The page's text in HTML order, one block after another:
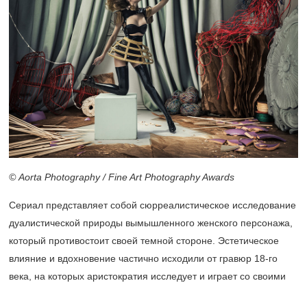
© Aorta Photography / Fine Art Photography Awards
Сериал представляет собой сюрреалистическое исследование
дуалистической природы вымышленного женского персонажа,
который противостоит своей темной стороне. Эстетическое
влияние и вдохновение частично исходили от гравюр 18-го
века, на которых аристократия исследует и играет со своими